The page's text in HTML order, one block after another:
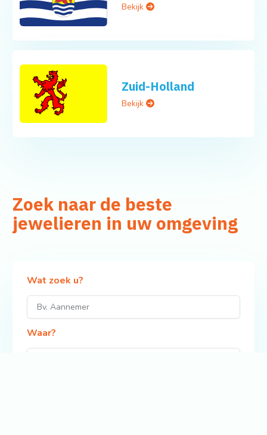
Bekijk
Zuid-Holland
Bekijk
Zoek naar de beste
jewelieren in uw omgeving
Wat zoek u?
Waar?